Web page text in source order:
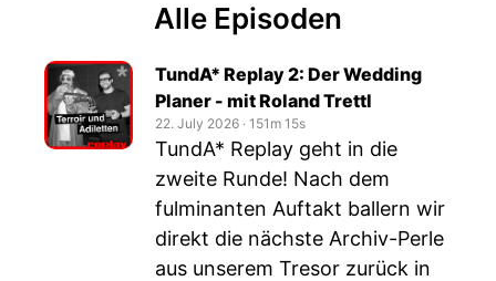
Alle Episoden
TundA* Replay 2: Der Wedding
Planer - mit Roland Trettl
22. July 2026 ‧ 151m 15s
TundA* Replay geht in die
zweite Runde! Nach dem
fulminanten Auftakt ballern wir
direkt die nächste Archiv-Perle
aus unserem Tresor zurück in